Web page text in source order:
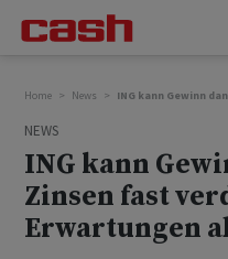
Home News ING kann Gewinn
NEWS
ING kann
Zinsen fast
Erwartungen